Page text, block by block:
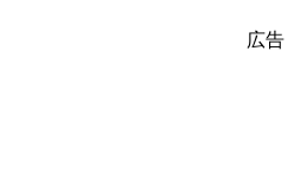
広告